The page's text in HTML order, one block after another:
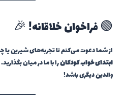
🟢 فراخوان خلاقانه! 🎉
از شما دعوت می‌کنم تا تجربه‌های شیرین یا
ابتدای خواب کودکانرا با ما در میان
والدین دیگری باشد!